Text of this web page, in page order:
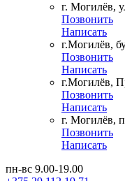
г. Могилёв,
Позвонить
Написать
г.Могилёв,
Позвонить
Написать
г.Могилёв,
Позвонить
Написать
г. Могилёв,
Позвонить
Написать
пн-вс 9.00-19.00